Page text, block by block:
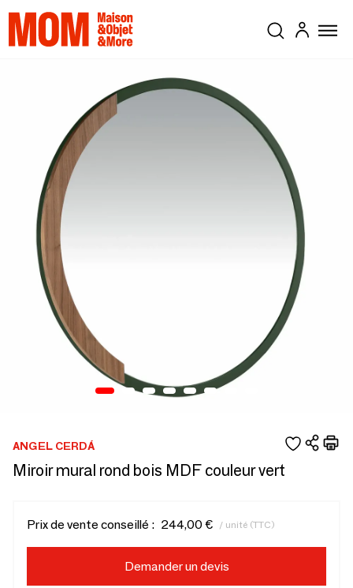
ANGEL CERDÁ
Miroir mural rond bois MDF couleur vert
Prix de vente conseillé : 244,00 € / unité (TTC)
Demander un devis